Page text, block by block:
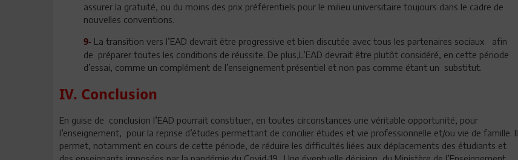
assurer la gratuité, ou du moins des prix préférentiels pour le milieu universitaire toujours dans le cadre de
nouvelles conventions.
9- La transition vers l’EAD devrait être progressive et bien discutée avec tous les partenaires sociaux afin
de préparer toutes les conditions de réussite. De plus,L’EAD devrait être plutôt considéré, en cette période
d’essai, comme un complément de l’enseignement présentiel et non pas comme étant un substitut.
IV. Conclusion
En guise de conclusion l’EAD pourrait constituer, en toutes circonstances une véritable opportunité, pour
l’enseignement, pour la reprise d’études permettant de concilier études et vie professionnelle et/ou vie de famille. Il
permet, notamment en cours de cette période, de réduire les difficultés liées aux déplacements des étudiants et